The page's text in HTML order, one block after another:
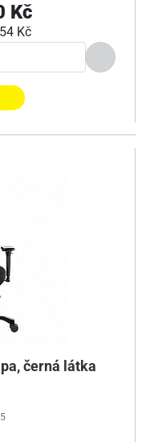
Kč
Kč
černá látka